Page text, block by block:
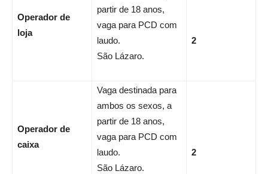
Operador de
loja
partir de 18 anos,
vaga para PCD com
laudo.
São Lázaro.
2
Operador de
caixa
Vaga destinada para
ambos os sexos, a
partir de 18 anos,
vaga para PCD com
laudo.
São Lázaro.
2